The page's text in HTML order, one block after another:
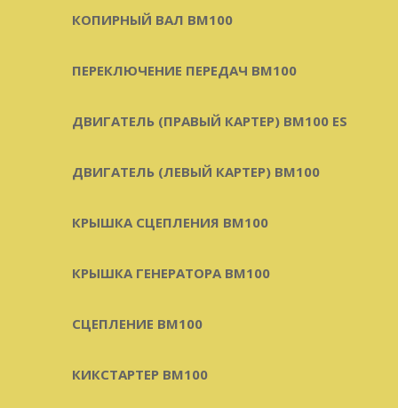
КОПИРНЫЙ ВАЛ BM100
ПЕРЕКЛЮЧЕНИЕ ПЕРЕДАЧ BM100
ДВИГАТЕЛЬ (ПРАВЫЙ КАРТЕР) BM100 ES
ДВИГАТЕЛЬ (ЛЕВЫЙ КАРТЕР) BM100
КРЫШКА СЦЕПЛЕНИЯ BM100
КРЫШКА ГЕНЕРАТОРА BM100
СЦЕПЛЕНИЕ BM100
КИКСТАРТЕР BM100